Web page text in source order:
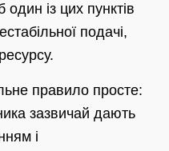
із цих пунктів
подачі,
правило просте:
зазвичай дають
і